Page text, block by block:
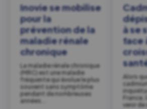
Inovie se mobilise
pour la
prévention de la
maladie rénale
chronique
La maladie rénale chronique
(MRC) est une maladie
fréquente qui évolue le plus
souvent sans symptôme
pendant de nombreuses
années….
à se
face
Alors
venir de